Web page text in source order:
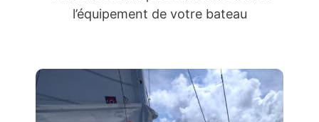
l’équipement de votre bateau